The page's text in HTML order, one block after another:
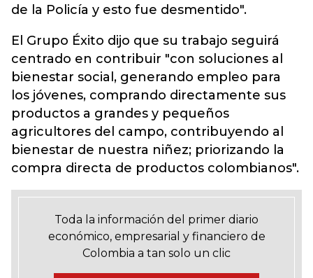
de la Policía y esto fue desmentido".
El Grupo Éxito dijo que su trabajo seguirá
centrado en contribuir "con soluciones al
bienestar social, generando empleo para
los jóvenes, comprando directamente sus
productos a grandes y pequeños
agricultores del campo, contribuyendo al
bienestar de nuestra niñez; priorizando la
compra directa de productos colombianos".
Toda la información del primer diario
económico, empresarial y financiero de
Colombia a tan solo un clic